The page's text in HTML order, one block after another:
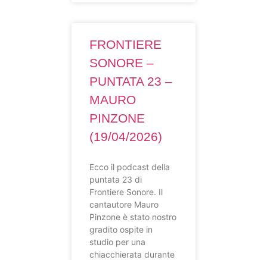
FRONTIERE
SONORE –
PUNTATA 23 –
MAURO
PINZONE
(19/04/2026)
Ecco il podcast della
puntata 23 di
Frontiere Sonore. Il
cantautore Mauro
Pinzone è stato nostro
gradito ospite in
studio per una
chiacchierata durante